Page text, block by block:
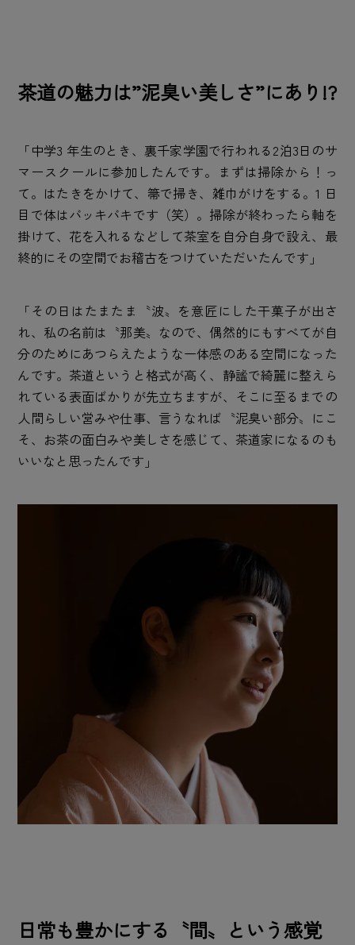
茶道の魅力は”泥臭い美しさ”にあり!?
「中学3 年生のとき、裏千家学園で行われる2泊3日のサ
マースクールに参加したんです。まずは掃除から！っ
て。はたきをかけて、箒で掃き、雑巾がけをする。1 日
目で体はバッキバキです（笑）。掃除が終わったら軸を
掛けて、花を入れるなどして茶室を自分自身で設え、最
終的にその空間でお稽古をつけていただいたんです」
「その日はたまたま〝波〟を意匠にした干菓子が出さ
れ、私の名前は〝那美〟なので、偶然的にもすべてが自
分のためにあつらえたような一体感のある空間になった
んです。茶道というと格式が高く、静謐で綺麗に整えら
れている表面ばかりが先立ちますが、そこに至るまでの
人間らしい営みや仕事、言うなれば〝泥臭い部分〟にこ
そ、お茶の面白みや美しさを感じて、茶道家になるのも
いいなと思ったんです」
日常も豊かにする〝間〟という感覚